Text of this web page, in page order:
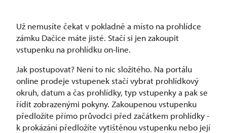
Už nemusíte čekat v pokladně a místo na prohlídce
zámku Dačice máte jisté. Stačí si jen zakoupit
vstupenku na prohlídku on-line.
Jak postupovat? Není to nic složitého. Na portálu
online prodeje vstupenek stačí vybrat prohlídkový
okruh, datum a čas prohlídky, typ vstupenky a pak se
řídit zobrazenými pokyny. Zakoupenou vstupenku
předložíte přímo průvodci před začátkem prohlídky -
k prokázání předložíte vytištěnou vstupenku nebo její